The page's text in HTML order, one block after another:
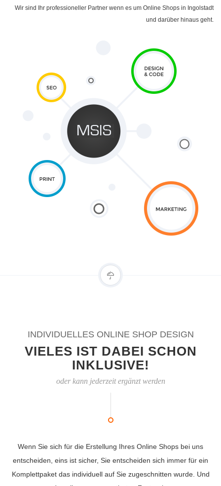
Wir sind Ihr professioneller Partner wenn es um Online Shops in Ingolstadt
und darüber hinaus geht.
INDIVIDUELLES ONLINE SHOP DESIGN
VIELES IST DABEI SCHON
INKLUSIVE!
oder kann jederzeit ergänzt werden
Wenn Sie sich für die Erstellung Ihres Online Shops bei uns
entscheiden, eins ist sicher, Sie entscheiden sich immer für ein
Komplettpaket das individuell auf Sie zugeschnitten wurde. Und